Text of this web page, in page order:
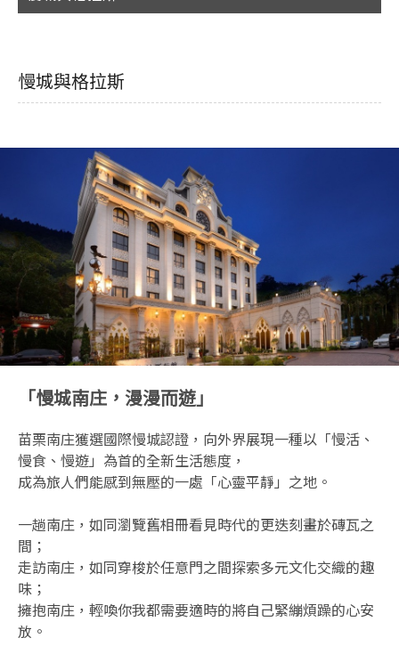
慢城與格拉斯
「慢城南庄，漫漫而遊」
苗栗南庄獲選國際慢城認證，向外界展現一種以「慢活、
慢食、慢遊」為首的全新生活態度，
成為旅人們能感到無壓的一處「心靈平靜」之地。
一趟南庄，如同瀏覽舊相冊看見時代的更迭刻畫於磚瓦之
間；
走訪南庄，如同穿梭於任意門之間探索多元文化交織的趣
味；
擁抱南庄，輕喚你我都需要適時的將自己緊繃煩躁的心安
放。